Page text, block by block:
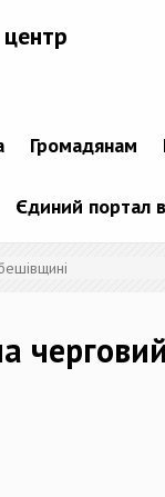
Громадянам
Єдиний портал